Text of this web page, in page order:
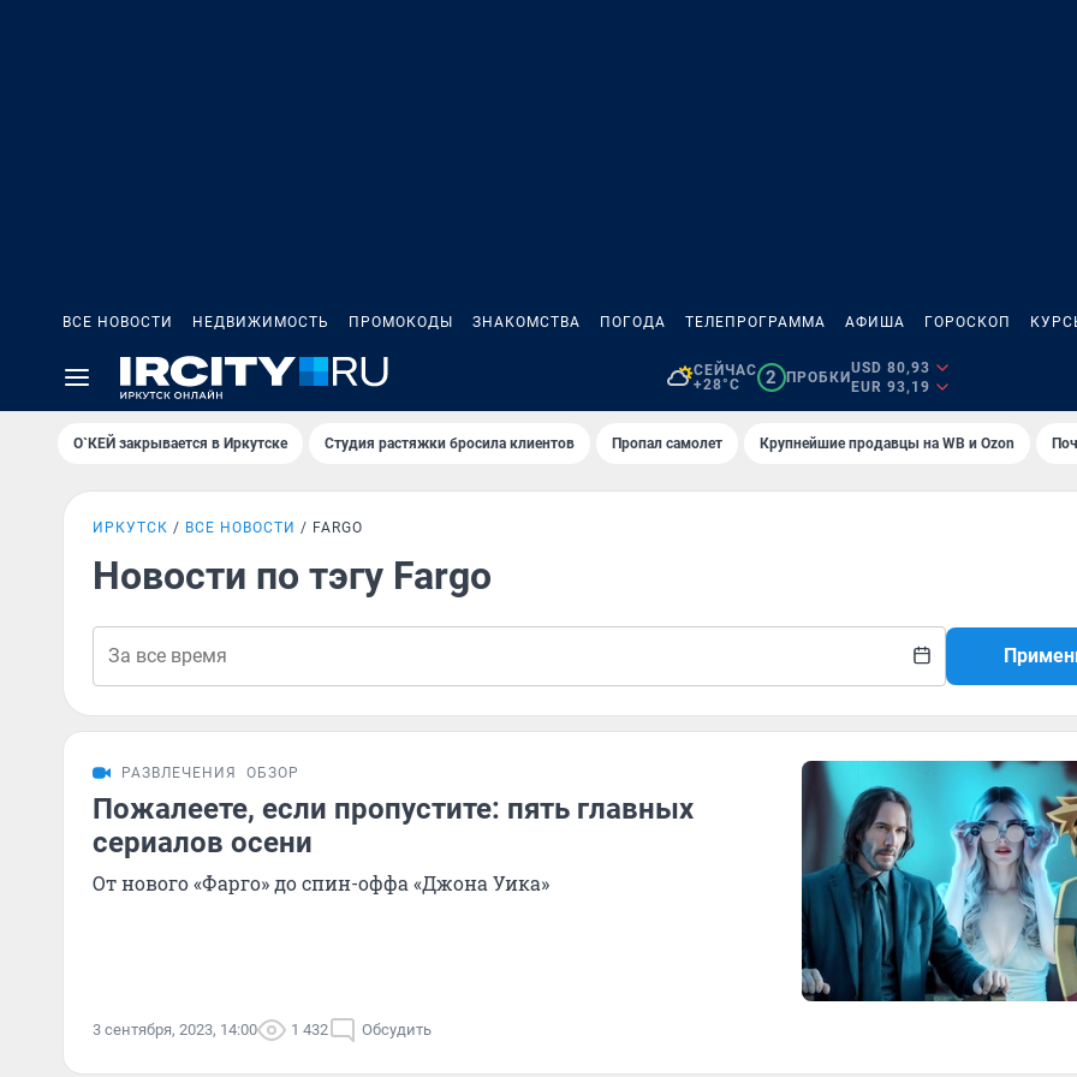
ВСЕ НОВОСТИ НЕДВИЖИМОСТЬ ПРОМОКОДЫ ЗНАКОМСТВА ПОГОДА ТЕЛЕПРОГРАММА АФИША ГОРОСКОП
СЕЙЧАС
+28°C
2 ПРОБКИ
USD 80,93
EUR 93,19
О`КЕЙ закрывается в Иркутске Студия растяжки бросила клиентов Пропал самолет Крупнейшие продавцы на WB и Ozon
ИРКУТСК ВСЕ НОВОСТИ FARGO
Новости по тэгу Fargo
РАЗВЛЕЧЕНИЯ ОБЗОР
Пожалеете, если пропустите: пять главных
сериалов осени
От нового «Фарго» до спин-оффа «Джона Уика»
3 сентября, 2023, 14:00 1 432 Обсудить